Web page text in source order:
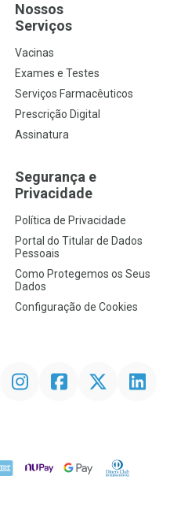
Nossos
Serviços
Vacinas
Exames e Testes
Serviços Farmacêuticos
Prescrição Digital
Assinatura
Segurança e
Privacidade
Política de Privacidade
Portal do Titular de Dados
Pessoais
Como Protegemos os Seus
Dados
Configuração de Cookies
InstagramFacebookTwitter Linkedin
NuPay Google PayDiners Club